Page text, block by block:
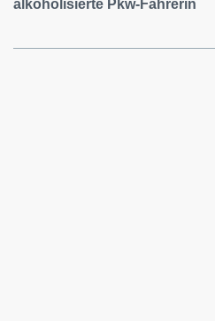
alkoholisierte Pkw-Fahrerin